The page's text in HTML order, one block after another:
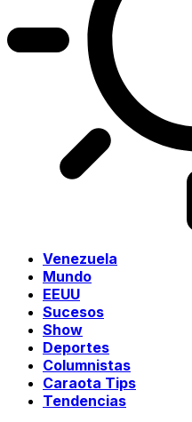
Venezuela
Mundo
EEUU
Sucesos
Show
Deportes
Columnistas
Caraota Tips
Tendencias